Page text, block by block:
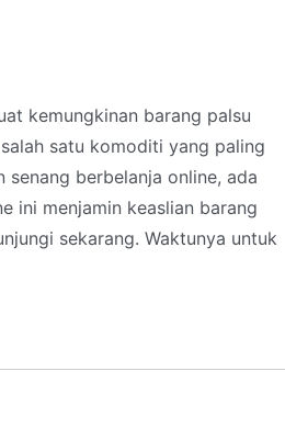
kemungkinan barang palsu
satu komoditi yang paling
berbelanja online, ada
ini menjamin keaslian barang
sekarang. Waktunya untuk